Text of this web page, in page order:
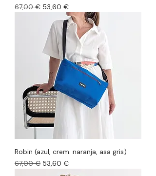
Precio
67,00 € Precio de oferta
53,60 €
Robin (azul, crem. naranja, asa gris)
Precio
67,00 € Precio de oferta
53,60 €